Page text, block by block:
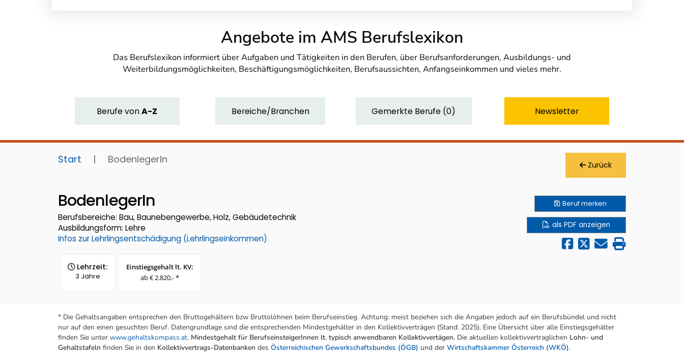
Angebote im AMS Berufslexikon
Das Berufslexikon informiert über Aufgaben und Tätigkeiten in den Berufen, über Berufsanforderungen, Ausbildungs- und
Weiterbildungsmöglichkeiten, Beschäftigungsmöglichkeiten, Berufsaussichten, Anfangseinkommen und vieles mehr.
BerufevonA-Z Bereiche/Branchen Gemerkte Berufe (0) Newsletter
Start | BodenlegerIn Zurück
BodenlegerIn
Berufsbereiche: Bau, Baunebengewerbe, Holz, Gebäudetechnik
Ausbildungsform: Lehre
Infos zur Lehrlingsentschädigung (Lehrlingseinkommen)
Lehrzeit:
3 Jahre
Einstiegsgehalt lt. KV:
ab € 2.820,- *
Berufmerken
als PDF anzeigen
* Die Gehaltsangaben entsprechen den Bruttogehältern bzw Bruttolöhnen beim Berufseinstieg. Achtung: meist beziehen sich die Angaben jedoch auf ein Berufsbündel und nicht
nur auf den einen gesuchten Beruf. Datengrundlage sind die entsprechenden Mindestgehälter in den Kollektivverträgen (Stand: 2025). Eine Übersicht über alle Einstiegsgehälter
finden Sie unter www.gehaltskompass.at. Mindestgehalt für BerufseinsteigerInnen lt. typisch anwendbaren Kollektivvertägen. Die aktuellen kollektivvertraglichen Lohn- und
Gehaltstafeln finden Sie in den Kollektivvertrags-Datenbanken des Österreichischen Gewerkschaftsbundes (ÖGB) und der Wirtschaftskammer Österreich (WKÖ).